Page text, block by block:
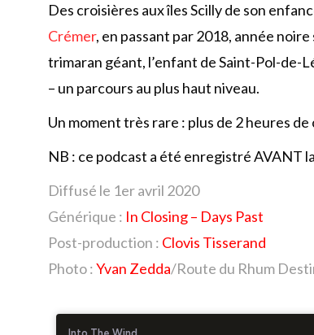
Des croisières aux îles Scilly de son
Crémer, en passant par 2018, année
trimaran géant, l’enfant de Saint-Pol-de-
– un parcours au plus haut niveau.
Un moment très rare : plus de 2 heures
NB : ce podcast a été enregistré AVANT
Diffusé le 1er avril 2020
Générique : In Closing – Days Past
Post-production : Clovis Tisserand
Photo :Yvan Zedda/Route du Rhum